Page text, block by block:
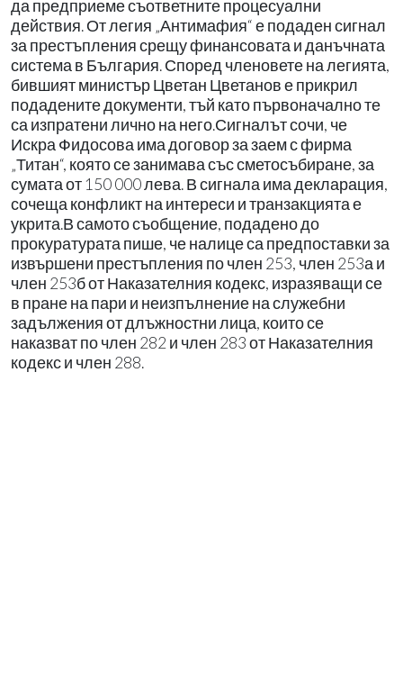
да предприеме съответните процесуални
действия. От легия „Антимафия“ е подаден сигнал
за престъпления срещу финансовата и данъчната
система в България. Според членовете на легията,
бившият министър Цветан Цветанов е прикрил
подадените документи, тъй като първоначално те
са изпратени лично на него.Сигналът сочи, че
Искра Фидосова има договор за заем с фирма
„Титан“, която се занимава със сметосъбиране, за
сумата от 150 000 лева. В сигнала има декларация,
сочеща конфликт на интереси и транзакцията е
укрита.В самото съобщение, подадено до
прокуратурата пише, че налице са предпоставки за
извършени престъпления по член 253, член 253а и
член 253б от Наказателния кодекс, изразяващи се
в пране на пари и неизпълнение на служебни
задължения от длъжностни лица, които се
наказват по член 282 и член 283 от Наказателния
кодекс и член 288.